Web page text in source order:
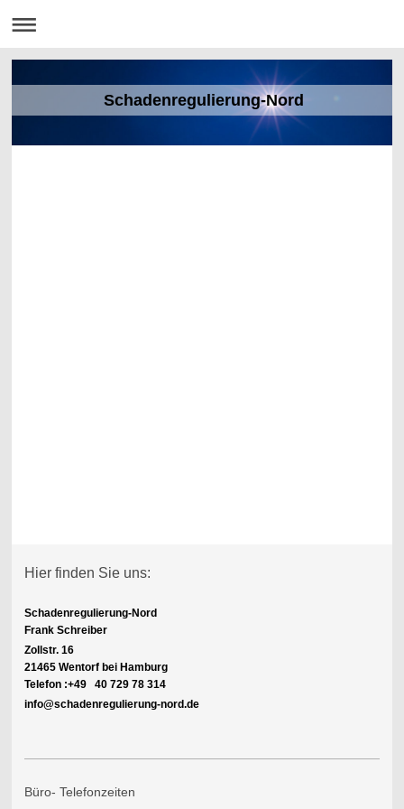
Schadenregulierung-Nord
Hier finden Sie uns:
Schadenregulierung-Nord
Frank Schreiber
Zollstr. 16
21465 Wentorf bei Hamburg
Telefon :+49 40 729 78 314
info@schadenregulierung-nord.de
Büro- Telefonzeiten